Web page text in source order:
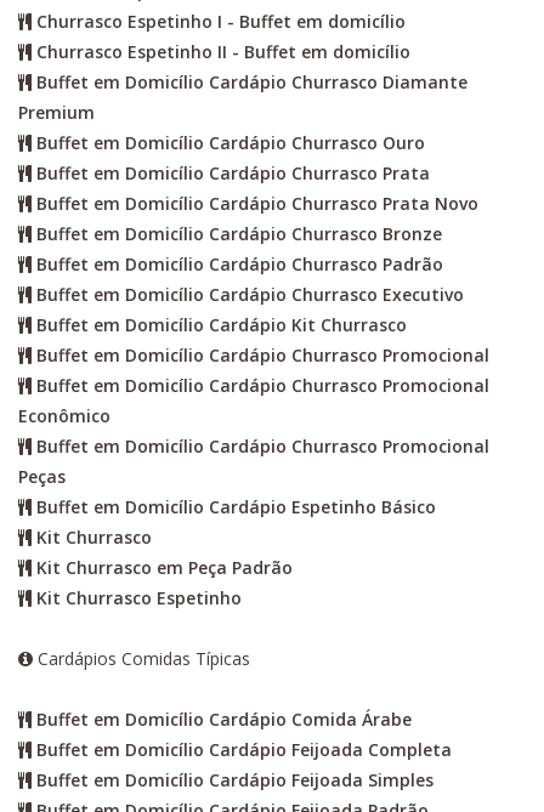
Churrasco Espetinho I - Buffet em domicílio
Churrasco Espetinho II - Buffet em domicílio
Buffet em Domicílio Cardápio Churrasco Diamante
Premium
Buffet em Domicílio Cardápio Churrasco Ouro
Buffet em Domicílio Cardápio Churrasco Prata
Buffet em Domicílio Cardápio Churrasco Prata Novo
Buffet em Domicílio Cardápio Churrasco Bronze
Buffet em Domicílio Cardápio Churrasco Padrão
Buffet em Domicílio Cardápio Churrasco Executivo
Buffet em Domicílio Cardápio Kit Churrasco
Buffet em Domicílio Cardápio Churrasco Promocional
Buffet em Domicílio Cardápio Churrasco Promocional
Econômico
Buffet em Domicílio Cardápio Churrasco Promocional
Peças
Buffet em Domicílio Cardápio Espetinho Básico
Kit Churrasco
Kit Churrasco em Peça Padrão
Kit Churrasco Espetinho
Cardápios Comidas Típicas
Buffet em Domicílio Cardápio Comida Árabe
Buffet em Domicílio Cardápio Feijoada Completa
Buffet em Domicílio Cardápio Feijoada Simples